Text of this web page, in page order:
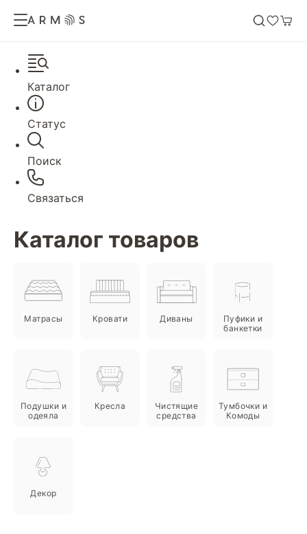
Каталог
Статус
Поиск
Связаться
Каталог товаров
Матрасы Кровати Диваны
Пуфики и
банкетки
Подушки и
одеяла
Кресла
Чистящие
средства
Тумбочки и
Комоды
Декор